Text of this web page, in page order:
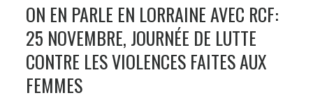
ON EN PARLE EN LORRAINE AVEC RCF:
25 NOVEMBRE, JOURNÉE DE LUTTE
CONTRE LES VIOLENCES FAITES AUX
FEMMES